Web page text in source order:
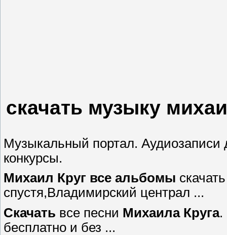
скачать музыку
Музыкальный портал. Аудиозаписи
конкурсы.
Михаил Круг все альбомы
спустя,Владимирский централ ...
Скачать все песни Михаила Круга.
бесплатно и без ...